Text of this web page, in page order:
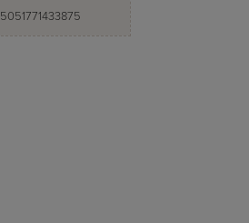
5051771433875